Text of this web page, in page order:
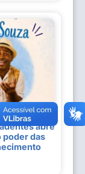
abre
poder das